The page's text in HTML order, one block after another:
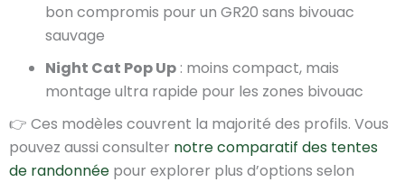
bon compromis pour un GR20 sans bivouac
sauvage
Night Cat Pop Up : moins compact, mais
montage ultra rapide pour les zones bivouac
👉 Ces modèles couvrent la majorité des profils. Vous
pouvez aussi consulter notre comparatif des tentes
de randonnée pour explorer plus d’options selon